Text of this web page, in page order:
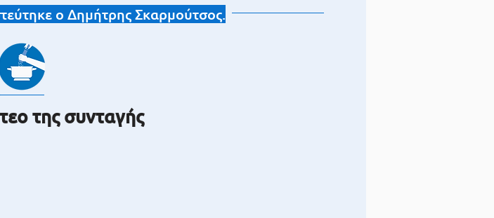
ο Δημήτρης Σκαρμούτσος.
της συνταγής